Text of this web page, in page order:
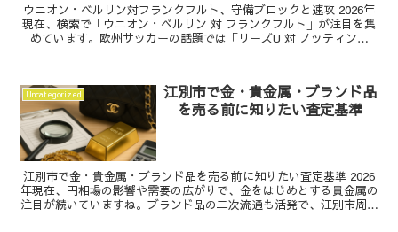
ウニオン・ベルリン対フランクフルト、守備ブロックと速攻 2026年
現在、検索で「ウニオン・ベルリン 対 フランクフルト」が注目を集
めています。欧州サッカーの話題では「リーズU 対 ノッティンガ
Uncategorized
江別市で金・貴金属・ブランド品
を売る前に知りたい査定基準
江別市で金・貴金属・ブランド品を売る前に知りたい査定基準 2026
年現在、円相場の影響や需要の広がりで、金をはじめとする貴金属の
注目が続いていますね。ブランド品の二次流通も活発で、江別市周辺